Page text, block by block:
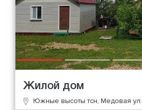
Жилой дом
Южные высоты тсн, Медовая ул.